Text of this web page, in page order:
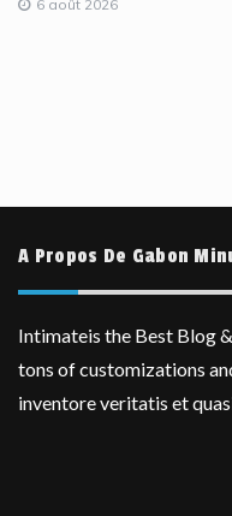
6 août 2026
A Propos De Gabon
Intimateis the Best Blog
tons of customizations
inventore veritatis et